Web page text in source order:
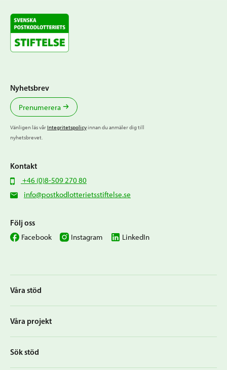
Våra stöd
Våra projekt
Sök stöd
Nyhetsbrev
Prenumerera
Vänligen läs vårIntegritetspolicyinnan du anmäler dig till
nyhetsbrevet.
Kontakt
+46 (0)8-509 270 80
info@postkodlotterietsstiftelse.se
Följ oss
Facebook Instagram LinkedIn